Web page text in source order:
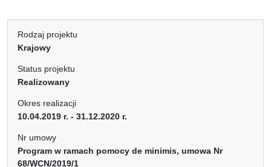
Rodzaj projektu
Krajowy
Status projektu
Realizowany
Okres realizacji
10.04.2019 r. - 31.12.2020 r.
Nr umowy
Program w ramach pomocy de minimis, umowa Nr
68/WCN/2019/1